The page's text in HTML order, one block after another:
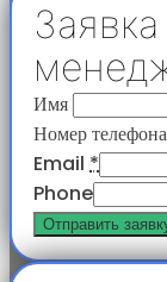
Имя
Номер телефона
Email *
Phone
Отправить